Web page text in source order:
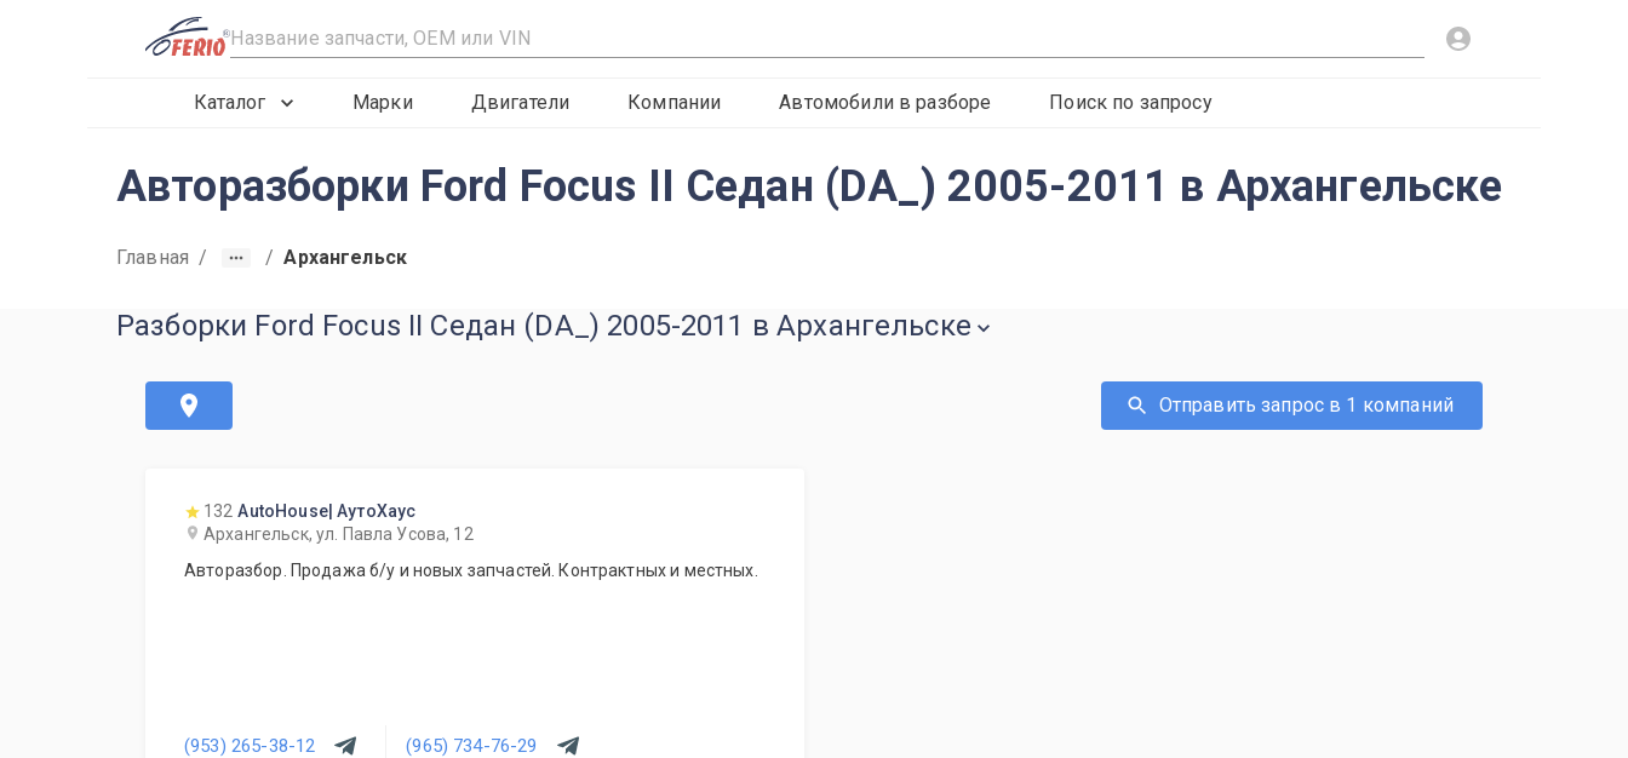
R
Каталог Марки Двигатели Компании Автомобили в разборе Поиск по запросу
Авторазборки Ford Focus II Седан (DA_) 2005-2011 в Архангельске
Главная / / Архангельск
Разборки Ford Focus II Седан (DA_) 2005-2011 в Архангельске
Отправить запрос в 1 компаний
132 AutoHouse| АутоХаус
Архангельск, ул. Павла Усова, 12
Авторазбор. Продажа б/у и новых запчастей. Контрактных и местных.
(953) 265-38-12 (965) 734-76-29